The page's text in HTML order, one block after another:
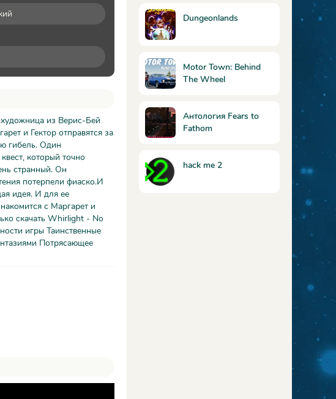
из Верис-Бей
и Гектор отправятся за
гибель. Один
который точно
странный. Он
потерпели фиаско.И
идея. И для ее
с Маргарет и
скачать Whirlight - No
игры Таинственные
Потрясающее
Dungeonlands
Motor Town: Behind
The Wheel
Антология Fears to
Fathom
hack me 2